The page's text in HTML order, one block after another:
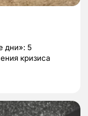
дни»: 5
кризиса